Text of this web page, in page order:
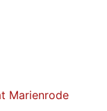
Marienrode